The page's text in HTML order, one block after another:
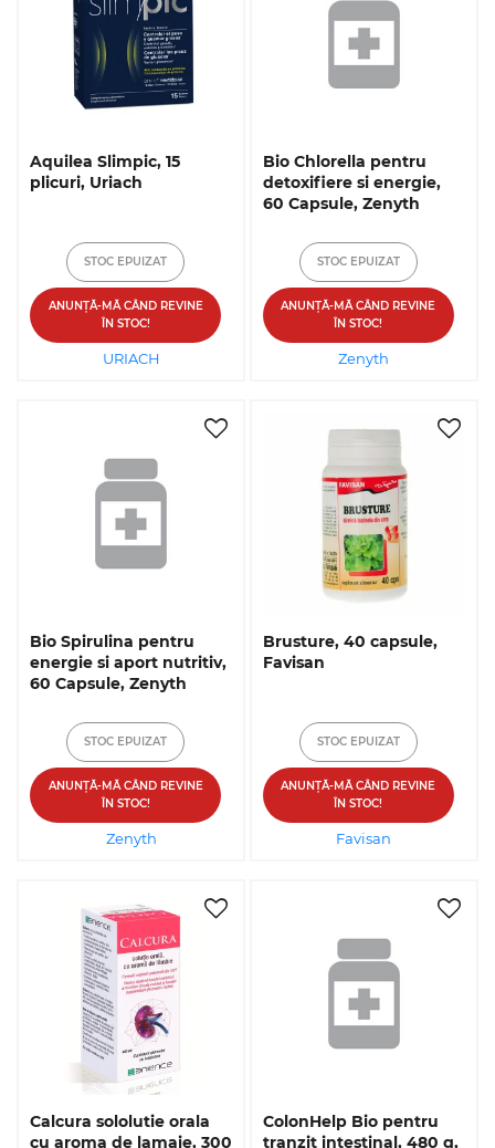
Aquilea Slimpic, 15
plicuri, Uriach
STOC EPUIZAT
ANUNȚĂ-MĂ CÂND REVINE
ÎN STOC!
URIACH
Bio Chlorella pentru
detoxifiere si energie,
60 Capsule, Zenyth
STOC EPUIZAT
ANUNȚĂ-MĂ CÂND REVINE
ÎN STOC!
Zenyth
Bio Spirulina pentru
energie si aport nutritiv,
60 Capsule, Zenyth
STOC EPUIZAT
ANUNȚĂ-MĂ CÂND REVINE
ÎN STOC!
Zenyth
Brusture, 40 capsule,
Favisan
STOC EPUIZAT
ANUNȚĂ-MĂ CÂND REVINE
ÎN STOC!
Favisan
Calcura sololutie orala
cu aroma de lamaie, 300
ColonHelp Bio pentru
tranzit intestinal, 480 g,